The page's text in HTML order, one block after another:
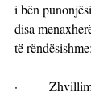
i bën
disa
të rëndësishme:
·